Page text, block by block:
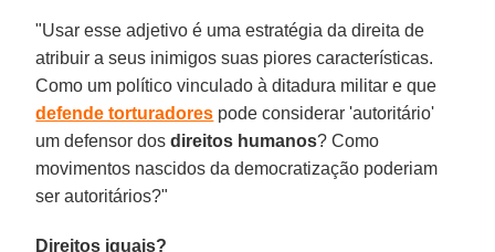
"Usar esse adjetivo é uma estratégia da direita de
atribuir a seus inimigos suas piores características.
Como um político vinculado à ditadura militar e que
defende torturadores pode considerar 'autoritário'
um defensor dosdireitos humanos? Como
movimentos nascidos da democratização poderiam
ser autoritários?"
Direitos iguais?